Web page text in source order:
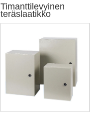
Timanttilevyinen
teräslaatikko